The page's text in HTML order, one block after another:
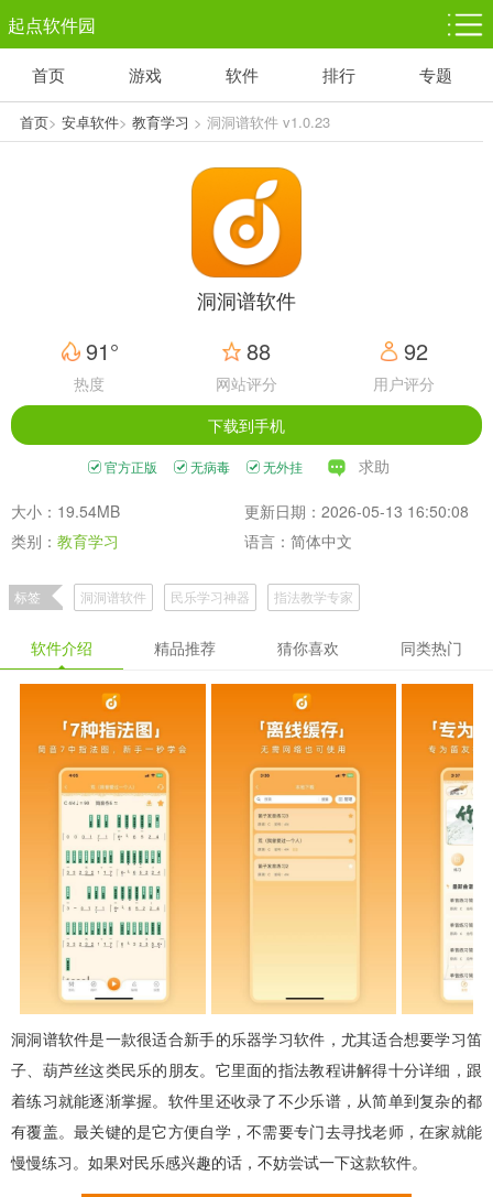
起点软件园
塔防游戏
1千+款游戏
休闲益智
1万+款游戏
体育竞技
5百+款游戏
赛车竞速
3百+款游戏
首页 游戏 软件 排行 专题
首页> 安卓软件> 教育学习 > 洞洞谱软件 v1.0.23
洞洞谱软件
91°
热度
88
网站评分
92
用户评分
下载到手机
官方正版 无病毒 无外挂 求助
大小：19.54MB
更新日期：2026-05-13 16:50:08
类别： 教育学习 语言：简体中文
标签 洞洞谱软件 民乐学习神器 指法教学专家
软件介绍 精品推荐 猜你喜欢 同类热门
洞洞谱软件是一款很适合新手的乐器学习软件，尤其适合想要学习笛
子、葫芦丝这类民乐的朋友。它里面的指法教程讲解得十分详细，跟
着练习就能逐渐掌握。软件里还收录了不少乐谱，从简单到复杂的都
有覆盖。最关键的是它方便自学，不需要专门去寻找老师，在家就能
慢慢练习。如果对民乐感兴趣的话，不妨尝试一下这款软件。